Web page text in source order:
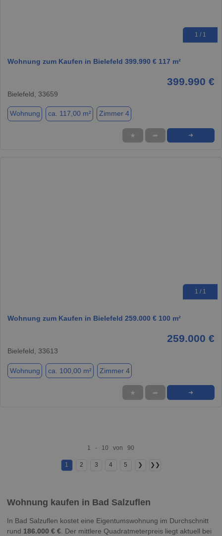
1 / 1
Wohnung zum Kaufen in Bielefeld 399.990 € 117 m²
399.990 €
Bielefeld, 33659
Wohnung ca. 117,00 m² Zimmer 4
★ ➦ ➜
1 / 1
Wohnung zum Kaufen in Bielefeld 259.000 € 100 m²
259.000 €
Bielefeld, 33613
Wohnung ca. 100,00 m² Zimmer 4
★ ➦ ➜
1 - 10 von 90
1 2 3 4 5 ❯ ❯❯
Wohnung kaufen in Bad Salzuflen
In Bad Salzuflen kostet eine Eigentumswohnung im Durchschnitt
rund 186.000 € €. Der mittlere Quadratmeterpreis liegt aktuell bei